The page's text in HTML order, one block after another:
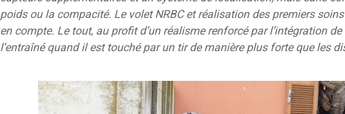
poids ou la compacité. Le volet NRBC et réalisation des premiers
en compte. Le tout, au profit d’un réalisme renforcé par l’intégration
l’entraîné quand il est touché par un tir de manière plus forte que les